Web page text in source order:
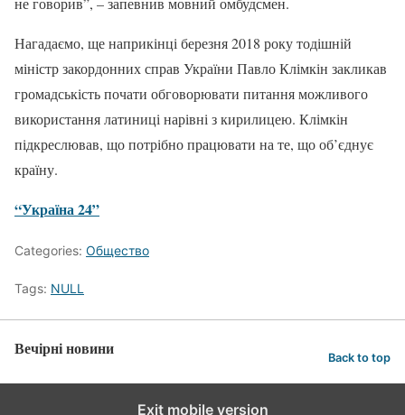
Нагадаємо, ще наприкінці березня 2018 року тодішній
міністр закордонних справ України Павло Клімкін закликав
громадськість почати обговорювати питання можливого
використання латиниці нарівні з кирилицею. Клімкін
підкреслював, що потрібно працювати на те, що об’єднує
країну.
“Україна 24”
Categories: Общество
Tags: NULL
Вечірні новини Back to top
Exit mobile version